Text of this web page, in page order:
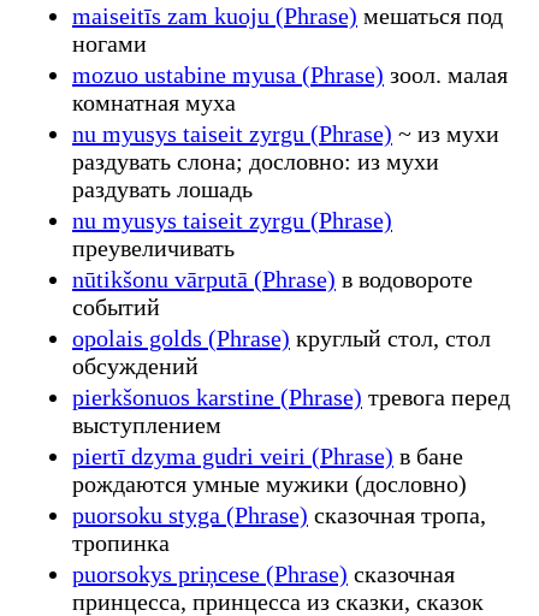
maiseitīs zam kuoju (Phrase) мешаться под
ногами
mozuo ustabine myusa (Phrase) зоол. малая
комнатная муха
nu myusys taiseit zyrgu (Phrase) ~ из мухи
раздувать слона; дословно: из мухи
раздувать лошадь
nu myusys taiseit zyrgu (Phrase)
преувеличивать
nūtikšonu vārputā (Phrase) в водовороте
событий
opolais golds (Phrase) круглый стол, стол
обсуждений
pierkšonuos karstine (Phrase) тревога перед
выступлением
piertī dzyma gudri veiri (Phrase) в бане
рождаются умные мужики (дословно)
puorsoku styga (Phrase) сказочная тропа,
тропинка
puorsokys priņcese (Phrase) сказочная
принцесса, принцесса из сказки, сказок